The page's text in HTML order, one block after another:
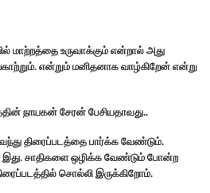
மாற்றத்தை உருவாக்கும் என்றால் அது
என்றும் மனிதனாக வாழ்கிறேன் என்று
நாயகன் சேரன் பேசியதாவது..
திரைப்படத்தை பார்க்க வேண்டும்.
இது. சாதிகளை ஒழிக்க வேண்டும் போன்ற‌
சொல்லி இருக்கிறோம்.